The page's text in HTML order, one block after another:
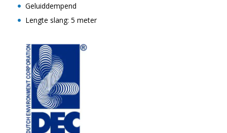
Geluiddempend
Lengte slang: 5 meter